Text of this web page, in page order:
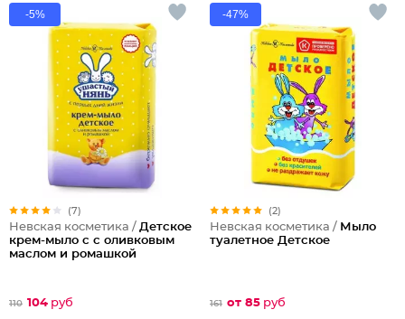
-5%
(7)
Невская косметика / Детское
крем-мыло с с оливковым
маслом и ромашкой
110 104 руб
-47%
(2)
Невская косметика / Мыло
туалетное Детское
161 от 85 руб